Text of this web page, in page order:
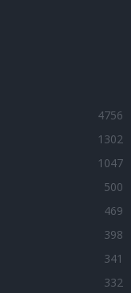
4756
1302
1047
500
469
398
341
332